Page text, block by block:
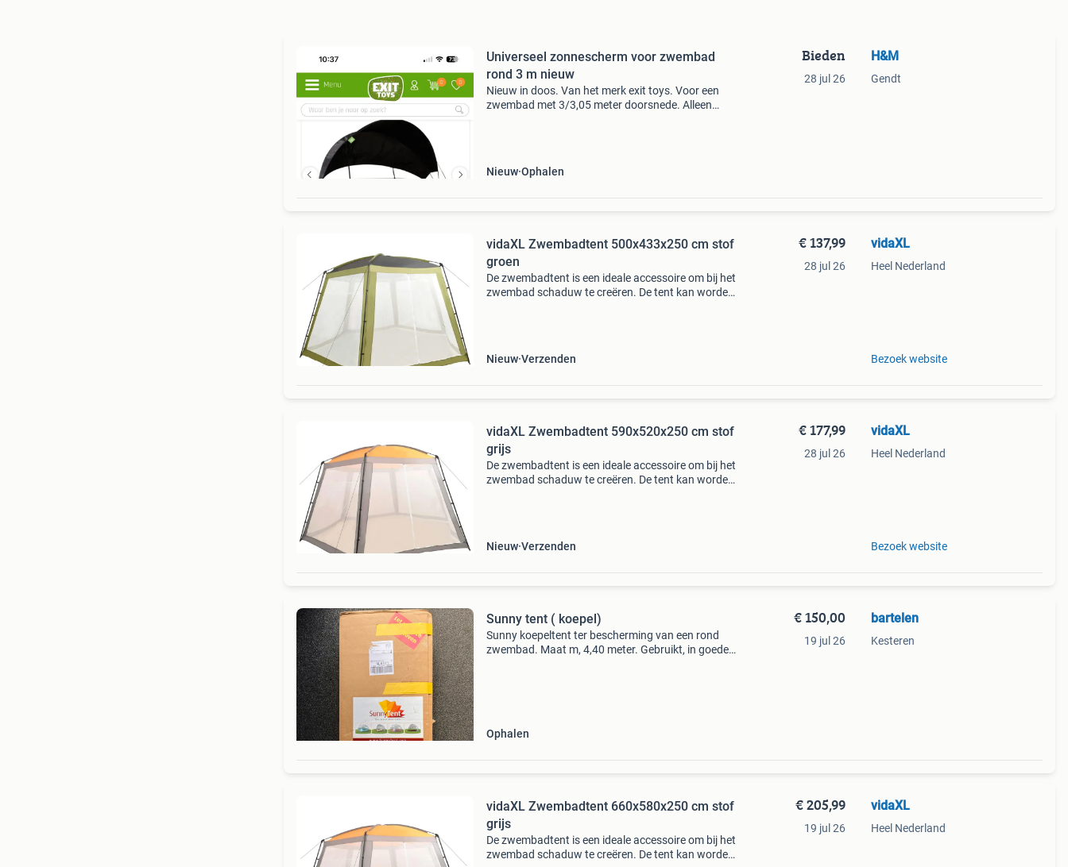
Universeel zonnescherm voor zwembad
rond 3 m nieuw
Nieuw in doos. Van het merk exit toys. Voor een
zwembad met 3/3,05 meter doorsnede. Alleen
Nieuw Ophalen
Bieden
28 jul 26
H&M
Gendt
vidaXL Zwembadtent 500x433x250 cm stof
groen
De zwembadtent is een ideale accessoire om bij het
zwembad schaduw te creëren. De tent kan worden
Nieuw Verzenden
€ 137,99
28 jul 26
vidaXL
Heel Nederland
Bezoek website
vidaXL Zwembadtent 590x520x250 cm stof
grijs
De zwembadtent is een ideale accessoire om bij het
zwembad schaduw te creëren. De tent kan worden
Nieuw Verzenden
€ 177,99
28 jul 26
vidaXL
Heel Nederland
Bezoek website
Sunny tent ( koepel)
Sunny koepeltent ter bescherming van een rond
zwembad. Maat m, 4,40 meter. Gebruikt, in goede
Ophalen
€ 150,00
19 jul 26
bartelen
Kesteren
vidaXL Zwembadtent 660x580x250 cm stof
grijs
De zwembadtent is een ideale accessoire om bij het
zwembad schaduw te creëren. De tent kan worden
€ 205,99
19 jul 26
vidaXL
Heel Nederland